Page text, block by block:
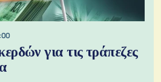
για τις τράπεζες